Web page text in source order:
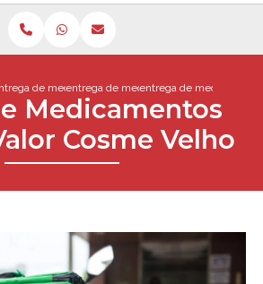
de medicamentos
entrega de medicamentos na hora
entrega de
Medicamentos
Cosme Velho